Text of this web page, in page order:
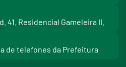
41. Residencial Gameleira II.
de telefones da Prefeitura